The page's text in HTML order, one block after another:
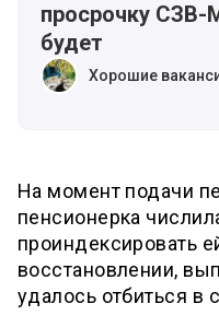
просрочку
будет
Хорошие
На момент подачи
пенсионерка
проиндексировать
восстановлении,
удалось отбиться в